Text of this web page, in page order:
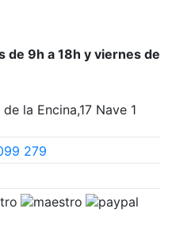
de 9h a 18h y viernes de
la Encina,17 Nave 1
279